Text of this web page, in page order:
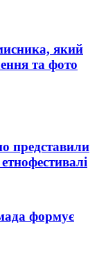
який
та фото
представили
формує